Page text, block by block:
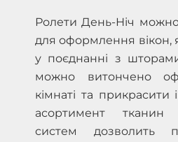
Ролети День-Ніч
для оформлення вікон,
у поєднанні з
можно витончено
кімнаті та прикрасити
асортимент тканин
систем дозволить